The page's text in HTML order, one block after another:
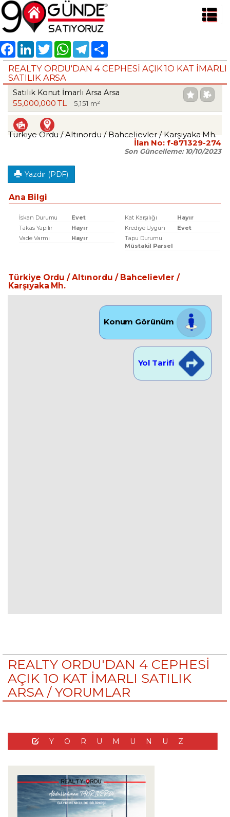
FacebookLinkedInTwitter WhatsAppTelegram
REALTY ORDU'DAN 4 CEPHESİ AÇIK 1O KAT İMARLI
SATILIK ARSA
Satılık Konut İmarlı Arsa Arsa
55,000,000 TL 5,151 m²
Türkiye Ordu / Altınordu / Bahcelievler / Karşıyaka Mh.
İlan No: f-871329-274
Son Güncelleme: 10/10/2023
Yazdır (PDF)
Ana Bilgi
İskan Durumu Evet Kat Karşılığı
Hayır
Takas Yapılır
Hayır Krediye Uygun
Evet
Vade Varmı
Hayır
Tapu Durumu
Müstakil Parsel
Türkiye Ordu / Altınordu / Bahcelievler /
Karşıyaka Mh.
Konum Görünüm
Yol Tarifi
REALTY ORDU'DAN 4 CEPHESİ
AÇIK 1O KAT İMARLI SATILIK
ARSA / YORUMLAR
YORUMUNUZ